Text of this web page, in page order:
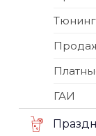
Тюнинг
ГАИ